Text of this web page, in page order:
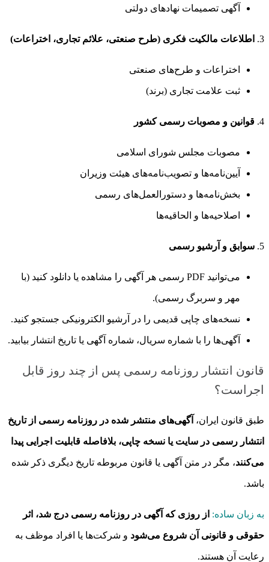
آگهی تصمیمات نهادهای دولتی
3. اطلاعات مالکیت فکری (طرح صنعتی، علائم تجاری، اختراعات)
اختراعات و طرح‌های صنعتی
ثبت علامت تجاری (برند)
4. قوانین و مصوبات رسمی کشور
مصوبات مجلس شورای اسلامی
آیین‌نامه‌ها و تصویب‌نامه‌های هیئت وزیران
بخش‌نامه‌ها و دستورالعمل‌های رسمی
اصلاحیه‌ها و الحاقیه‌ها
5. سوابق و آرشیو رسمی
می‌توانید PDF رسمی هر آگهی را مشاهده یا دانلود کنید (با
مهر و سربرگ رسمی).
نسخه‌های چاپی قدیمی را در آرشیو الکترونیکی جستجو کنید.
آگهی‌ها را با شماره سریال، شماره آگهی یا تاریخ انتشار بیابید.
قانون انتشار روزنامه رسمی پس از چند روز قابل
اجراست؟
طبق قانون ایران، آگهی‌های منتشر شده در روزنامه رسمی از تاریخ
انتشار رسمی در سایت یا نسخه چاپی، بلافاصله قابلیت اجرایی پیدا
می‌کنند، مگر در متن آگهی یا قانون مربوطه تاریخ دیگری ذکر شده
باشد.
به زبان ساده: از روزی که آگهی در روزنامه رسمی درج شد، اثر
حقوقی و قانونی آن شروع می‌شود و شرکت‌ها یا افراد موظف به
رعایت آن هستند.